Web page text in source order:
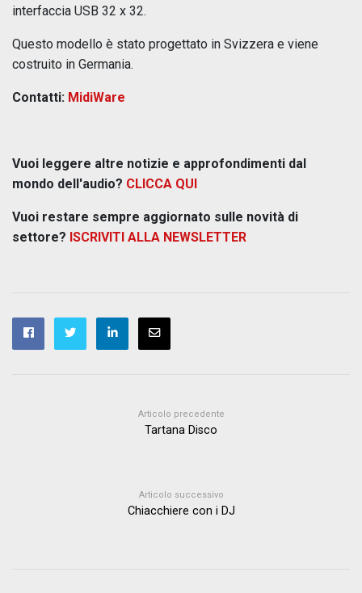
interfaccia USB 32 x 32.
Questo modello è stato progettato in Svizzera e viene
costruito in Germania.
Contatti: MidiWare
Vuoi leggere altre notizie e approfondimenti dal
mondo dell'audio? CLICCA QUI
Vuoi restare sempre aggiornato sulle novità di
settore? ISCRIVITI ALLA NEWSLETTER
Articolo precedente
Tartana Disco
Articolo successivo
Chiacchiere con i DJ